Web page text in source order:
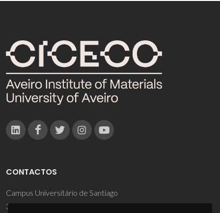
CONTACTOS
Campus Universitário de Santiago
3810-193 Aveiro - Portugal